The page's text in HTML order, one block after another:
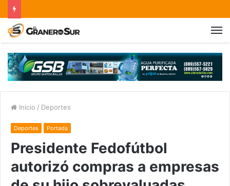
Inicio / Deportes
Deportes Portada
Presidente Fedofútbol
autorizó compras a empresas